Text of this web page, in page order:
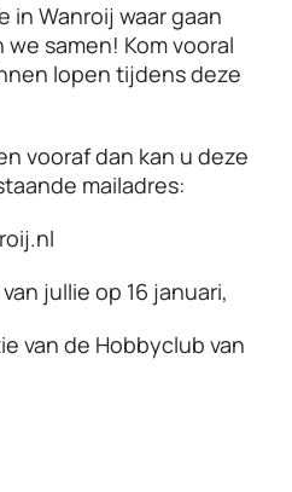
in Wanroij waar gaan
we samen! Kom vooral
lopen tijdens deze
vooraf dan kan u deze
mailadres:
jullie op 16 januari,
van de Hobbyclub van